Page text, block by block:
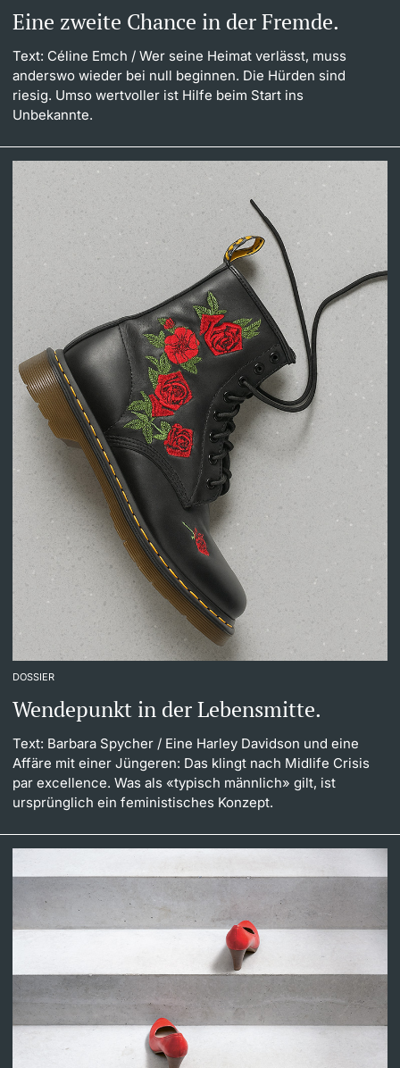
Eine zweite Chance in der Fremde.
Text: Céline Emch / Wer seine Heimat verlässt, muss
anderswo wieder bei null beginnen. Die Hürden sind
riesig. Umso wertvoller ist Hilfe beim Start ins
Unbekannte.
DOSSIER
Wendepunkt in der Lebensmitte.
Text: Barbara Spycher / Eine Harley Davidson und eine
Affäre mit einer Jüngeren: Das klingt nach Midlife Crisis
par excellence. Was als «typisch männlich» gilt, ist
ursprünglich ein feministisches Konzept.